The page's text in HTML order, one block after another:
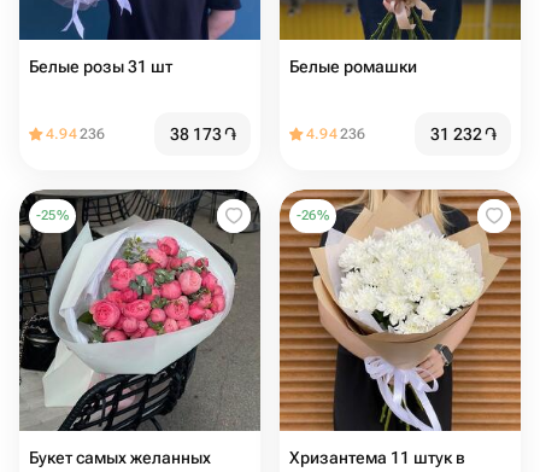
Белые розы 31 шт
4.94236 38 173֏
Белые ромашки
4.94236 31 232֏
-25%
Букет самых желанных
-26%
Хризантема 11 штук в